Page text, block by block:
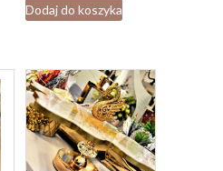
Dodaj do koszyka